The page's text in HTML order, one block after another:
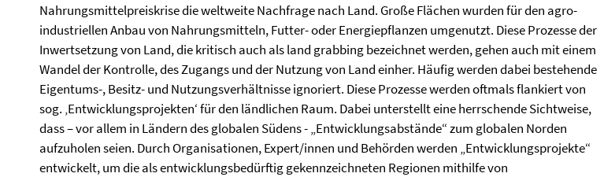
Nahrungsmittelpreiskrise die weltweite Nachfrage nach Land. Große Flächen wurden für den agro-
industriellen Anbau von Nahrungsmitteln, Futter- oder Energiepflanzen umgenutzt. Diese Prozesse der
Inwertsetzung von Land, die kritisch auch als land grabbing bezeichnet werden, gehen auch mit einem
Wandel der Kontrolle, des Zugangs und der Nutzung von Land einher. Häufig werden dabei bestehende
Eigentums-, Besitz- und Nutzungsverhältnisse ignoriert. Diese Prozesse werden oftmals flankiert von
sog. ‚Entwicklungsprojekten‘ für den ländlichen Raum. Dabei unterstellt eine herrschende Sichtweise,
dass – vor allem in Ländern des globalen Südens - „Entwicklungsabstände“ zum globalen Norden
aufzuholen seien. Durch Organisationen, Expert/innen und Behörden werden „Entwicklungsprojekte“
entwickelt, um die als entwicklungsbedürftig gekennzeichneten Regionen mithilfe von